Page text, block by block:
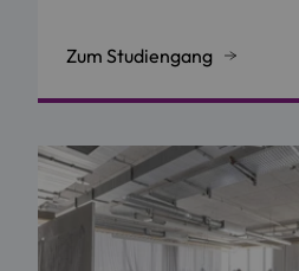
Zum Studiengang